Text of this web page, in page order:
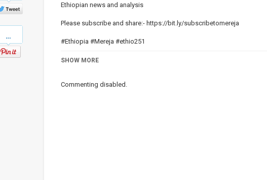
Twitter
Ethiopian news and analysis
Please subscribe and share:- https://bit.ly/subscribetomereja
#Ethiopia #Mereja #ethio251
Category
SHOW MORE
Commenting disabled.